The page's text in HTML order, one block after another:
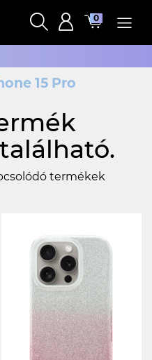
0
15 Pro
termékek